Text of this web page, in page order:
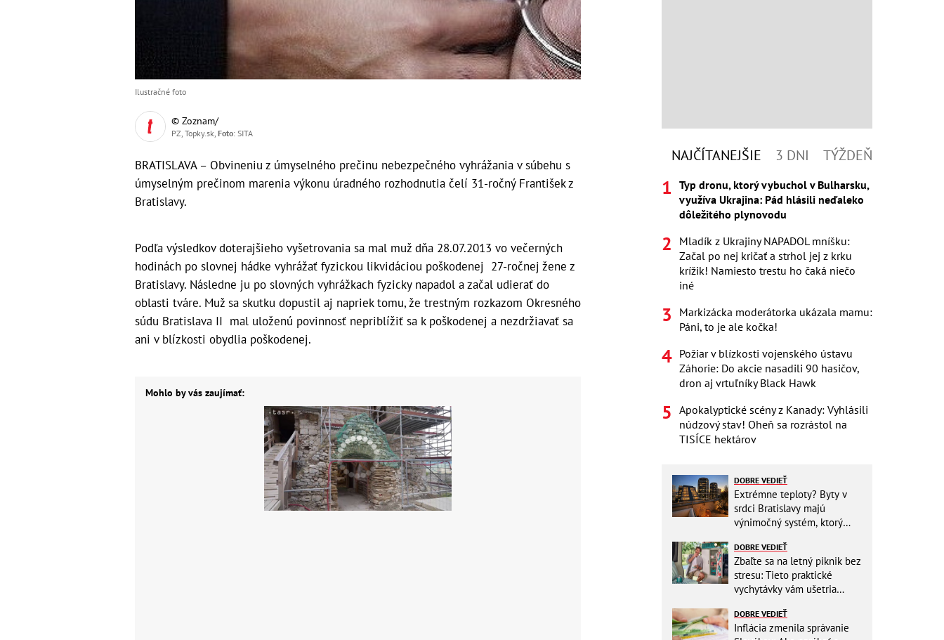
Ilustračné foto
© Zoznam/
PZ, Topky.sk, Foto: SITA
BRATISLAVA – Obvineniu z úmyselného prečinu nebezpečného vyhrážania v súbehu s
úmyselným prečinom marenia výkonu úradného rozhodnutia čelí 31-ročný František z
Bratislavy.
Podľa výsledkov doterajšieho vyšetrovania sa mal muž dňa 28.07.2013 vo večerných
hodinách po slovnej hádke vyhrážať fyzickou likvidáciou poškodenej 27-ročnej žene z
Bratislavy. Následne ju po slovných vyhrážkach fyzicky napadol a začal udierať do
oblasti tváre. Muž sa skutku dopustil aj napriek tomu, že trestným rozkazom Okresného
súdu Bratislava II mal uloženú povinnosť nepriblížiť sa k poškodenej a nezdržiavať sa
ani v blízkosti obydlia poškodenej.
Mohlo by vás zaujímať:
NAJČÍTANEJŠIE 3 DNI TÝŽDEŇ
Typ dronu, ktorý vybuchol v Bulharsku,
využíva Ukrajina: Pád hlásili neďaleko
dôležitého plynovodu
Mladík z Ukrajiny NAPADOL mníšku:
Začal po nej kričať a strhol jej z krku
krížik! Namiesto trestu ho čaká niečo
iné
Markizácka moderátorka ukázala mamu:
Páni, to je ale kočka!
Požiar v blízkosti vojenského ústavu
Záhorie: Do akcie nasadili 90 hasičov,
dron aj vrtuľníky Black Hawk
Apokalyptické scény z Kanady: Vyhlásili
núdzový stav! Oheň sa rozrástol na
TISÍCE hektárov
DOBRE VEDIEŤ
Extrémne teploty? Byty v
srdci Bratislavy majú
výnimočný systém, ktorý
DOBRE VEDIEŤ
Zbaľte sa na letný piknik bez
stresu: Tieto praktické
vychytávky vám ušetria
DOBRE VEDIEŤ
Inflácia zmenila správanie